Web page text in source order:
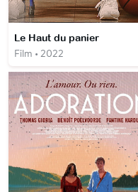
Le Haut du panier
Film • 2022